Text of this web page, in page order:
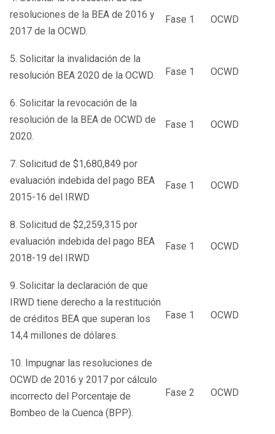
resoluciones de la BEA de 2016 y
2017 de la OCWD.
Fase 1 OCWD
5. Solicitar la invalidación de la
resolución BEA 2020 de la OCWD.
Fase 1 OCWD
6. Solicitar la revocación de la
resolución de la BEA de OCWD de
2020.
Fase 1 OCWD
7. Solicitud de $1,680,849 por
evaluación indebida del pago BEA
2015-16 del IRWD
Fase 1 OCWD
8. Solicitud de $2,259,315 por
evaluación indebida del pago BEA
2018-19 del IRWD
Fase 1 OCWD
9. Solicitar la declaración de que
IRWD tiene derecho a la restitución
de créditos BEA que superan los
14,4 millones de dólares.
Fase 1 OCWD
10. Impugnar las resoluciones de
OCWD de 2016 y 2017 por cálculo
incorrecto del Porcentaje de
Bombeo de la Cuenca (BPP).
Fase 2 OCWD